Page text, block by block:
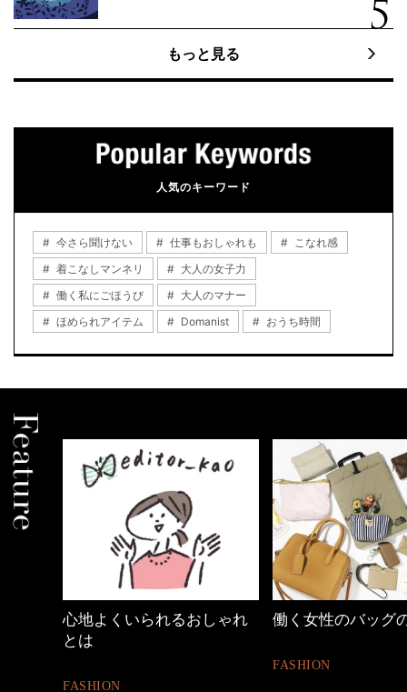
もっと見る
人気のキーワード
今さら聞けない 仕事もおしゃれも
こなれ感
着こなしマンネリ
大人の女子力
働く私にごほうび
大人のマナー
ほめられアイテム
Domanist おうち時間
心地よくいられるおしゃれ
とは
FASHION
働く女性のバッグ
FASHION